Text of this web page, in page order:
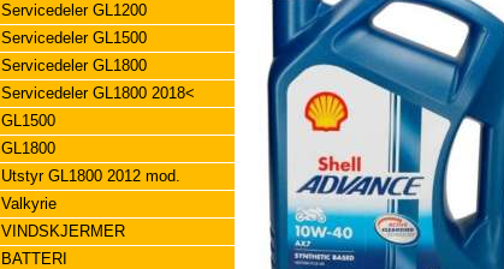
Servicedeler GL1200
Servicedeler GL1500
Servicedeler GL1800
Servicedeler GL1800 2018<
GL1500
GL1800
Utstyr GL1800 2012 mod.
Valkyrie
VINDSKJERMER
BATTERI